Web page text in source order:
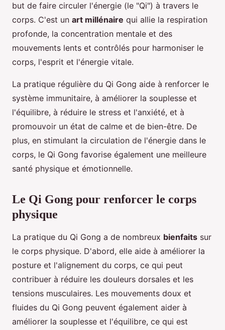
but de faire circuler l'énergie (le "Qi") à travers le
corps. C'est un art millénaire qui allie la respiration
profonde, la concentration mentale et des
mouvements lents et contrôlés pour harmoniser le
corps, l'esprit et l'énergie vitale.
La pratique régulière du Qi Gong aide à renforcer le
système immunitaire, à améliorer la souplesse et
l'équilibre, à réduire le stress et l'anxiété, et à
promouvoir un état de calme et de bien-être. De
plus, en stimulant la circulation de l'énergie dans le
corps, le Qi Gong favorise également une meilleure
santé physique et émotionnelle.
Le Qi Gong pour renforcer le corps
physique
La pratique du Qi Gong a de nombreux bienfaits sur
le corps physique. D'abord, elle aide à améliorer la
posture et l'alignement du corps, ce qui peut
contribuer à réduire les douleurs dorsales et les
tensions musculaires. Les mouvements doux et
fluides du Qi Gong peuvent également aider à
améliorer la souplesse et l'équilibre, ce qui est